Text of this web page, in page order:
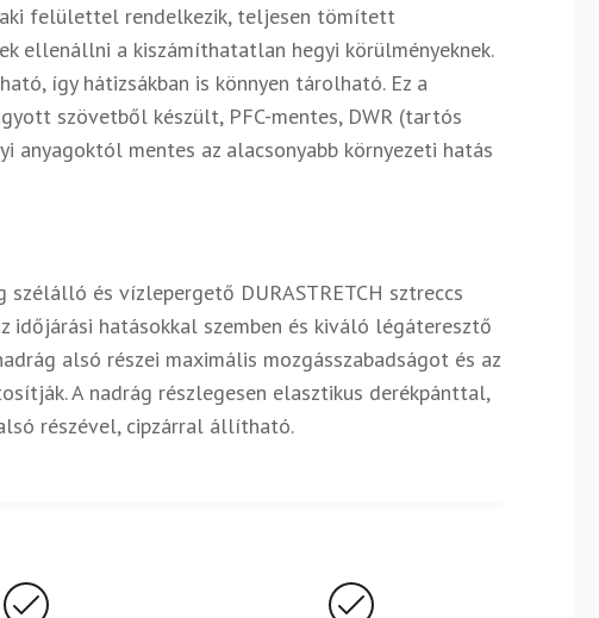
felülettel rendelkezik, teljesen tömített
ellenállni a kiszámíthatatlan hegyi körülményeknek.
így hátizsákban is könnyen tárolható.Ez a
szövetből készült, PFC-mentes, DWR (tartós
mentes az alacsonyabb környezeti hatás
és vízlepergető DURASTRETCH sztreccs
időjárási hatásokkal szemben és kiváló légáteresztő
alsó részei maximális mozgásszabadságot és az
A nadrág részlegesen elasztikus derékpánttal,
részével, cipzárral állítható.